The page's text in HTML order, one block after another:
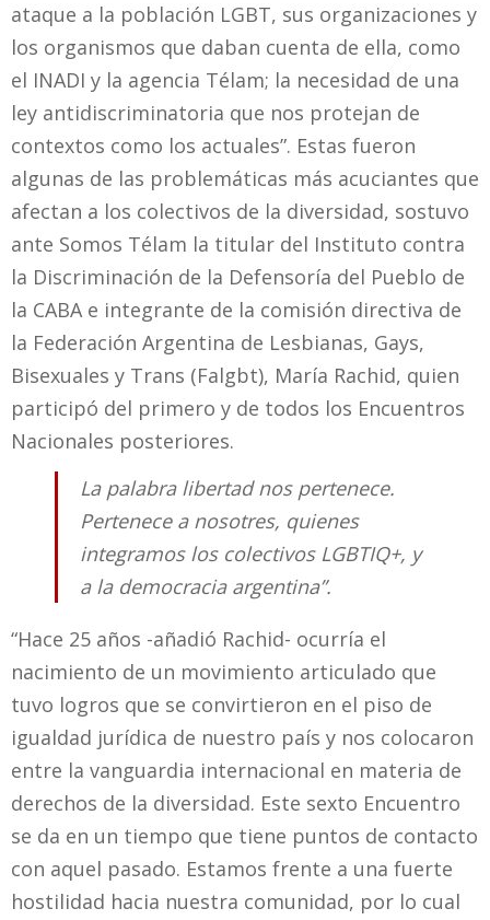
ataque a la población LGBT, sus organizaciones y
los organismos que daban cuenta de ella, como
el INADI y la agencia Télam; la necesidad de una
ley antidiscriminatoria que nos protejan de
contextos como los actuales”. Estas fueron
algunas de las problemáticas más acuciantes que
afectan a los colectivos de la diversidad, sostuvo
ante Somos Télam la titular del Instituto contra
la Discriminación de la Defensoría del Pueblo de
la CABA e integrante de la comisión directiva de
la Federación Argentina de Lesbianas, Gays,
Bisexuales y Trans (Falgbt), María Rachid, quien
participó del primero y de todos los Encuentros
Nacionales posteriores.
La palabra libertad nos pertenece.
Pertenece a nosotres, quienes
integramos los colectivos LGBTIQ+, y
a la democracia argentina”.
“Hace 25 años -añadió Rachid- ocurría el
nacimiento de un movimiento articulado que
tuvo logros que se convirtieron en el piso de
igualdad jurídica de nuestro país y nos colocaron
entre la vanguardia internacional en materia de
derechos de la diversidad. Este sexto Encuentro
se da en un tiempo que tiene puntos de contacto
con aquel pasado. Estamos frente a una fuerte
hostilidad hacia nuestra comunidad, por lo cual